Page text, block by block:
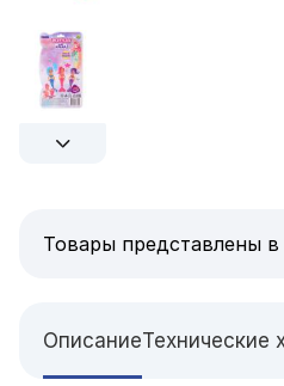
Товары представлены
ОписаниеТехнические